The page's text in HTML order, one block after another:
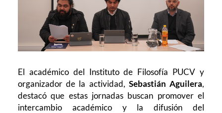
El académico del Instituto de Filosofía PUCV y
organizador de la actividad, Sebastián Aguilera,
destacó que estas jornadas buscan promover el
intercambio académico y la difusión del